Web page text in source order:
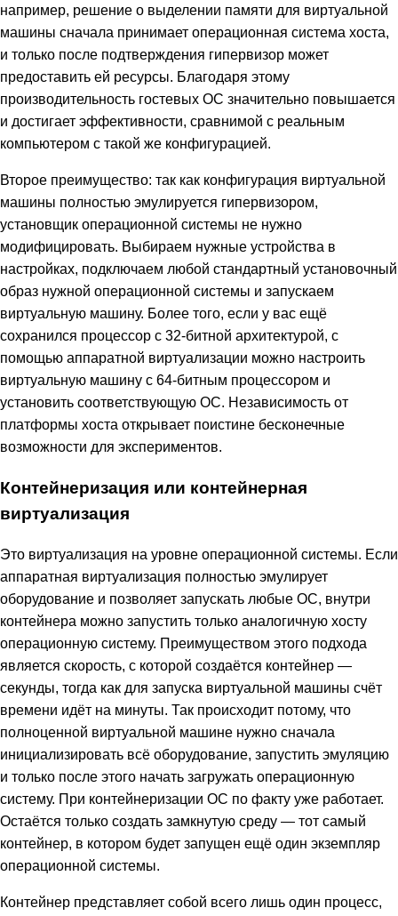
например, решение о выделении памяти для виртуальной
машины сначала принимает операционная система хоста,
и только после подтверждения гипервизор может
предоставить ей ресурсы. Благодаря этому
производительность гостевых ОС значительно повышается
и достигает эффективности, сравнимой с реальным
компьютером с такой же конфигурацией.
Второе преимущество: так как конфигурация виртуальной
машины полностью эмулируется гипервизором,
установщик операционной системы не нужно
модифицировать. Выбираем нужные устройства в
настройках, подключаем любой стандартный установочный
образ нужной операционной системы и запускаем
виртуальную машину. Более того, если у вас ещё
сохранился процессор с 32-битной архитектурой, с
помощью аппаратной виртуализации можно настроить
виртуальную машину с 64-битным процессором и
установить соответствующую ОС. Независимость от
платформы хоста открывает поистине бесконечные
возможности для экспериментов.
Контейнеризация или контейнерная
виртуализация
Это виртуализация на уровне операционной системы. Если
аппаратная виртуализация полностью эмулирует
оборудование и позволяет запускать любые ОС, внутри
контейнера можно запустить только аналогичную хосту
операционную систему. Преимуществом этого подхода
является скорость, с которой создаётся контейнер —
секунды, тогда как для запуска виртуальной машины счёт
времени идёт на минуты. Так происходит потому, что
полноценной виртуальной машине нужно сначала
инициализировать всё оборудование, запустить эмуляцию
и только после этого начать загружать операционную
систему. При контейнеризации ОС по факту уже работает.
Остаётся только создать замкнутую среду — тот самый
контейнер, в котором будет запущен ещё один экземпляр
операционной системы.
Контейнер представляет собой всего лишь один процесс,